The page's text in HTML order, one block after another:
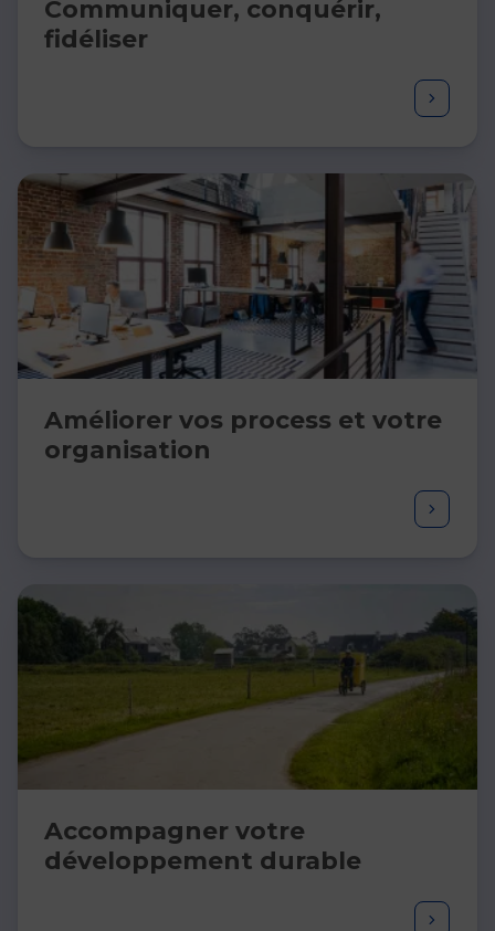
Communiquer, conquérir,
fidéliser​
Améliorer vos process et votre
organisation ​
Accompagner votre​
développement ​durable​